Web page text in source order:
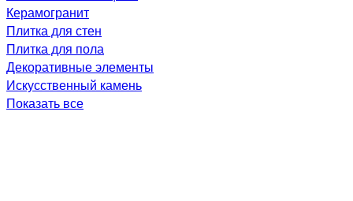
Керамогранит
Плитка для стен
Плитка для пола
Декоративные элементы
Искусственный камень
Показать все